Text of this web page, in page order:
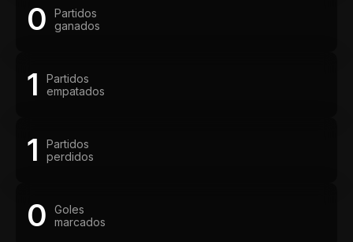
0
Partidos
ganados
1
Partidos
empatados
1
Partidos
perdidos
0
Goles
marcados